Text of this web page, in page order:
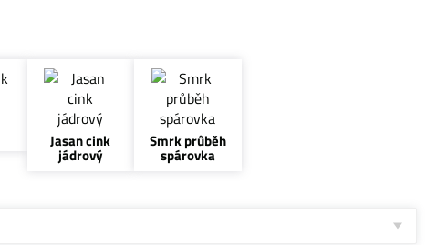
Jasan cink
jádrový
Smrk průběh
spárovka